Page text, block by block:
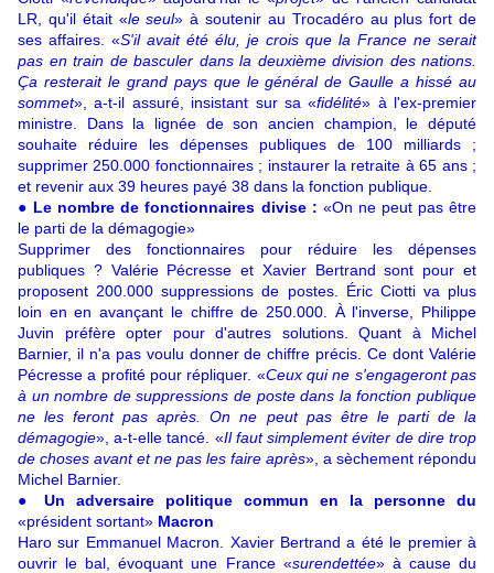
LR, qu'il était «le seul» à soutenir au Trocadéro au plus fort de
ses affaires. «S'il avait été élu, je crois que la France ne serait
pas en train de basculer dans la deuxième division des nations.
Ça resterait le grand pays que le général de Gaulle a hissé au
sommet», a-t-il assuré, insistant sur sa «fidélité» à l'ex-premier
ministre. Dans la lignée de son ancien champion, le député
souhaite réduire les dépenses publiques de 100 milliards ;
supprimer 250.000 fonctionnaires ; instaurer la retraite à 65 ans ;
et revenir aux 39 heures payé 38 dans la fonction publique.
● Le nombre de fonctionnaires divise : «On ne peut pas être
le parti de la démagogie»
Supprimer des fonctionnaires pour réduire les dépenses
publiques ? Valérie Pécresse et Xavier Bertrand sont pour et
proposent 200.000 suppressions de postes. Éric Ciotti va plus
loin en en avançant le chiffre de 250.000. À l'inverse, Philippe
Juvin préfère opter pour d'autres solutions. Quant à Michel
Barnier, il n'a pas voulu donner de chiffre précis. Ce dont Valérie
Pécresse a profité pour répliquer. «Ceux qui ne s'engageront pas
à un nombre de suppressions de poste dans la fonction publique
ne les feront pas après. On ne peut pas être le parti de la
démagogie», a-t-elle tancé. «Il faut simplement éviter de dire trop
de choses avant et ne pas les faire après», a sèchement répondu
Michel Barnier.
● Un adversaire politique commun en la personne du
«président sortant» Macron
Haro sur Emmanuel Macron. Xavier Bertrand a été le premier à
ouvrir le bal, évoquant une France «surendettée» à cause du